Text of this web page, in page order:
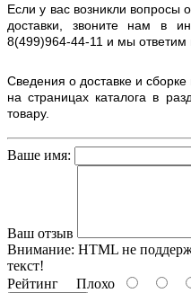
Если у вас возникли вопросы
доставки, звоните нам в
8(499)964-44-11 и мы ответим
Сведения о доставке и
на страницах каталога в
товару.
Ваше имя:
Ваш отзыв
Внимание: HTML не
текст!
Рейтинг Плохо